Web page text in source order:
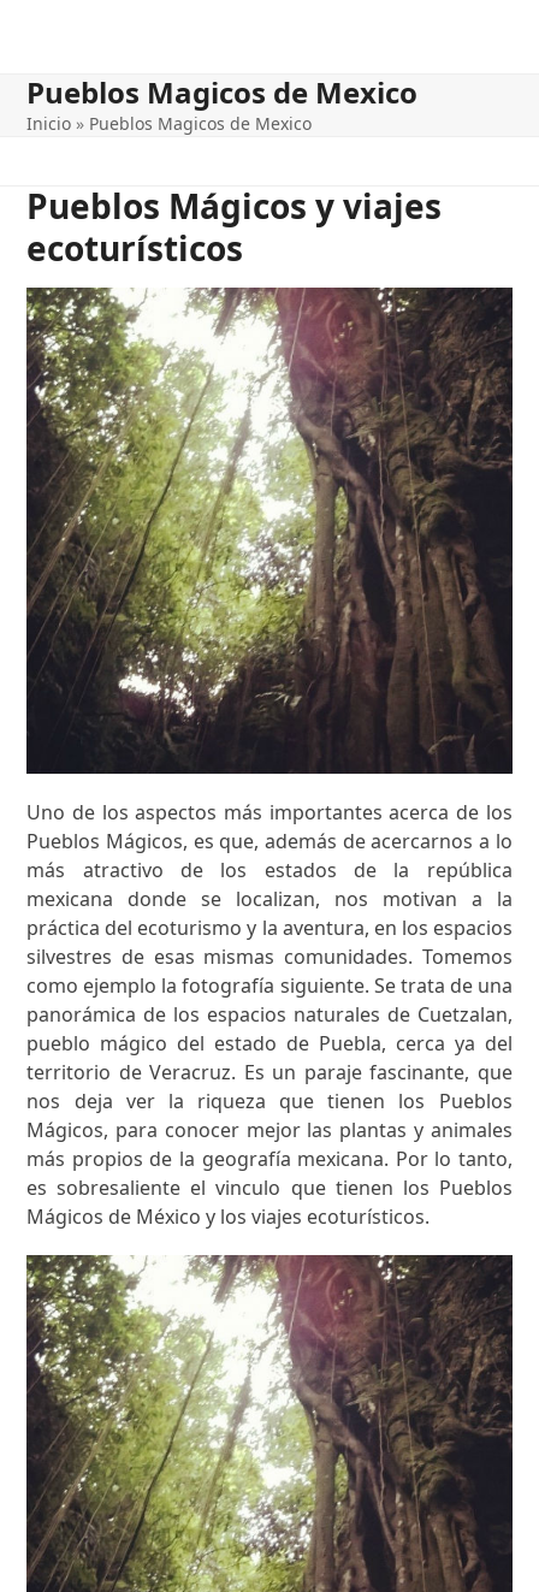
Pueblos Magicos de Mexico
Inicio » Pueblos Magicos de Mexico
Pueblos Mágicos y viajes
ecoturísticos
Uno de los aspectos más importantes acerca de los
Pueblos Mágicos, es que, además de acercarnos a lo
más atractivo de los estados de la república
mexicana donde se localizan, nos motivan a la
práctica del ecoturismo y la aventura, en los espacios
silvestres de esas mismas comunidades. Tomemos
como ejemplo la fotografía siguiente. Se trata de una
panorámica de los espacios naturales de Cuetzalan,
pueblo mágico del estado de Puebla, cerca ya del
territorio de Veracruz. Es un paraje fascinante, que
nos deja ver la riqueza que tienen los Pueblos
Mágicos, para conocer mejor las plantas y animales
más propios de la geografía mexicana. Por lo tanto,
es sobresaliente el vinculo que tienen los Pueblos
Mágicos de México y los viajes ecoturísticos.